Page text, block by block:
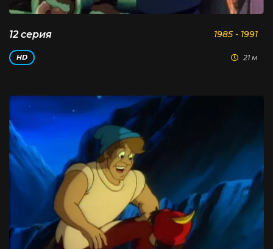
12 серия 1985 - 1991
HD 21 м